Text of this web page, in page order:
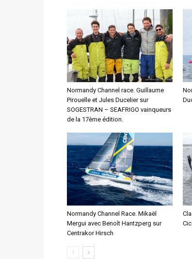
Normandy Channel race. Guillaume
Pirouelle et Jules Ducelier sur
SOGESTRAN – SEAFRIGO vainqueurs
de la 17ème édition.
Normandy Channel Race. Mikaël
Mergui avec Benoît Hantzperg sur
Centrakor Hirsch